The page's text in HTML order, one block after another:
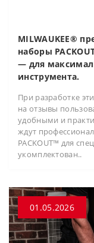
MILWAUKEE®
наборы
— для
инструмента.
При разработке
на отзывы
удобными и
ждут
PACKOUT™ для
укомплектован..
01.05.2026